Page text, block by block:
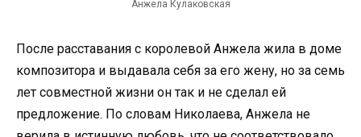
Анжела Кулаковская
После расставания с королевой Анжела жила в доме
композитора и выдавала себя за его жену, но за семь
лет совместной жизни он так и не сделал ей
предложение. По словам Николаева, Анжела не